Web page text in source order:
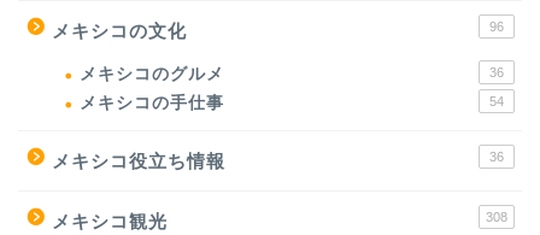
メキシコの文化 96
メキシコのグルメ 36
メキシコの手仕事 54
メキシコ役立ち情報 36
メキシコ観光 308